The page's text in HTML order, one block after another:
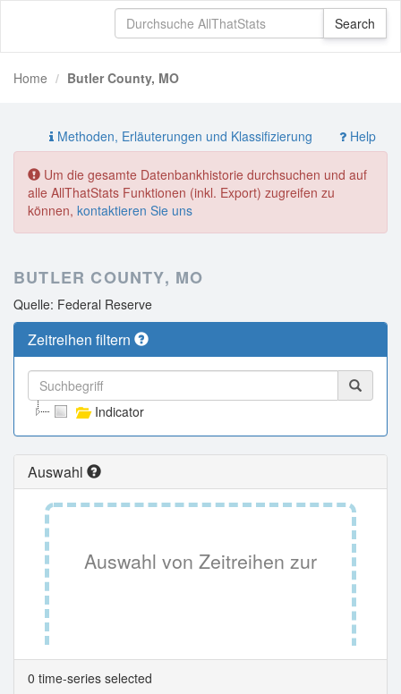
Home Butler County, MO
Methoden, Erläuterungen und Klassifizierung Help
Um die gesamte Datenbankhistorie durchsuchen und auf
alle AllThatStats Funktionen (inkl. Export) zugreifen zu
können, kontaktieren Sie uns
BUTLER COUNTY, MO
Quelle: Federal Reserve
Zeitreihen filtern
Indicator
Auswahl
Auswahl von Zeitreihen zur
Tabellenansicht.
0 time-series selected